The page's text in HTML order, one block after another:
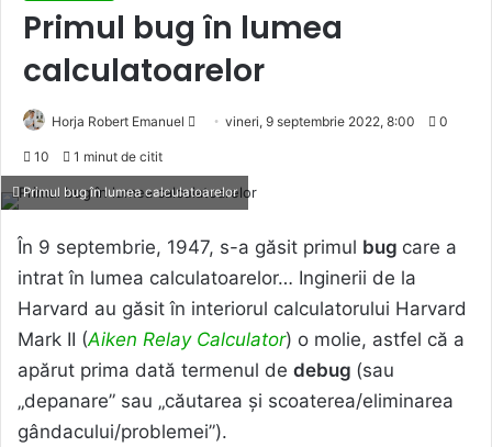
Primul bug în lumea
calculatoarelor
Horja Robert Emanuel
Send
email
vineri, 9 septembrie 2022, 8:00 0
10 1 minut de citit
Primul bug în lumea calculatoarelor
În 9 septembrie, 1947, s-a găsit primul bug care a
intrat în lumea calculatoarelor… Inginerii de la
Harvard au găsit în interiorul calculatorului Harvard
Mark II (Aiken Relay Calculator) o molie, astfel că a
apărut prima dată termenul de debug (sau
„depanare” sau „căutarea și scoaterea/eliminarea
gândacului/problemei”).